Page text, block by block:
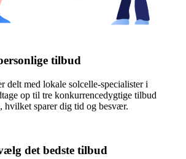
tilbud
delt med lokale solcelle-specialister i
op til tre konkurrencedygtige tilbud
hvilket sparer dig tid og besvær.
det bedste tilbud